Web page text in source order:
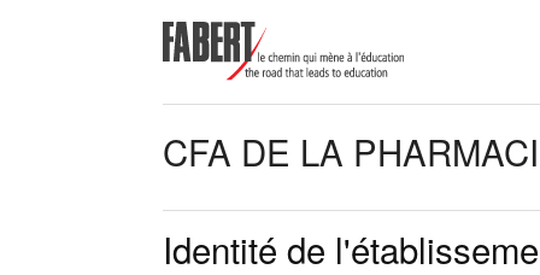
CFA DE LA
Identité de